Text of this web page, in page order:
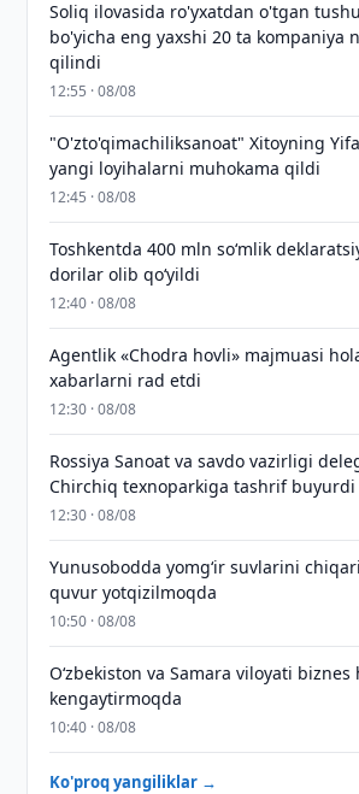
Soliq ilovasida ro'yxatdan o'tgan
bo'yicha eng yaxshi 20 ta kompaniya
qilindi
12:55 · 08/08
"O'zto'qimachiliksanoat" Xitoyning
yangi loyihalarni muhokama qildi
12:45 · 08/08
Toshkentda 400 mln so‘mlik
dorilar olib qo‘yildi
12:40 · 08/08
Agentlik «Chodra hovli» majmuasi
xabarlarni rad etdi
12:30 · 08/08
Rossiya Sanoat va savdo vazirligi
Chirchiq texnoparkiga tashrif buyurdi
12:30 · 08/08
Yunusobodda yomg‘ir suvlarini
quvur yotqizilmoqda
10:50 · 08/08
Oʻzbekiston va Samara viloyati
kengaytirmoqda
10:40 · 08/08
Ko'proq yangiliklar →